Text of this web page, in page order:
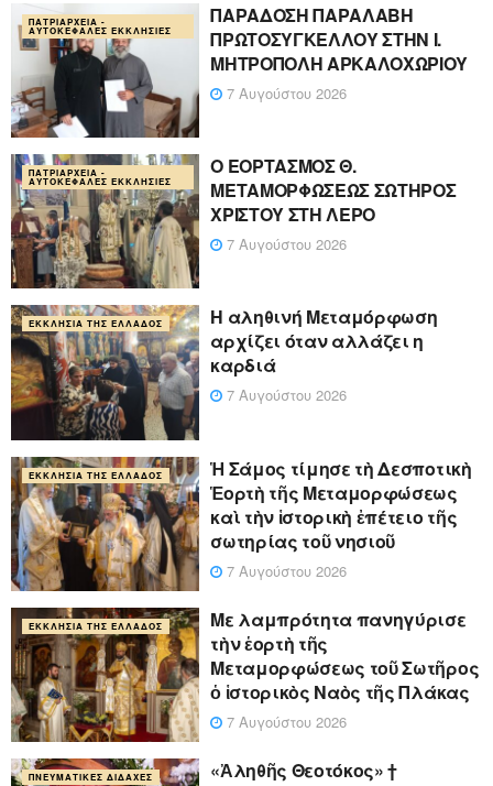
ΠΑΤΡΙΑΡΧΕΊΑ -
ΑΥΤΟΚΈΦΑΛΕΣ ΕΚΚΛΗΣΊΕΣ
ΠΑΡΑΔΟΣΗ ΠΑΡΑΛΑΒΗ
ΠΡΩΤΟΣΥΓΚΕΛΛΟΥ ΣΤΗΝ Ι.
ΜΗΤΡΟΠΟΛΗ ΑΡΚΑΛΟΧΩΡΙΟΥ
7 Αυγούστου 2026
ΠΑΤΡΙΑΡΧΕΊΑ -
ΑΥΤΟΚΈΦΑΛΕΣ ΕΚΚΛΗΣΊΕΣ
Ο ΕΟΡΤΑΣΜΟΣ Θ.
ΜΕΤΑΜΟΡΦΩΣΕΩΣ ΣΩΤΗΡΟΣ
ΧΡΙΣΤΟΥ ΣΤΗ ΛΕΡΟ
7 Αυγούστου 2026
ΕΚΚΛΗΣΊΑ ΤΗΣ ΕΛΛΆΔΟΣ
Η αληθινή Μεταμόρφωση
αρχίζει όταν αλλάζει η
καρδιά
7 Αυγούστου 2026
ΕΚΚΛΗΣΊΑ ΤΗΣ ΕΛΛΆΔΟΣ
Ἡ Σάμος τίμησε τὴ Δεσποτικὴ
Ἑορτὴ τῆς Μεταμορφώσεως
καὶ τὴν ἱστορικὴ ἐπέτειο τῆς
σωτηρίας τοῦ νησιοῦ
7 Αυγούστου 2026
ΕΚΚΛΗΣΊΑ ΤΗΣ ΕΛΛΆΔΟΣ
Με λαμπρότητα πανηγύρισε
τὴν ἑορτὴ τῆς
Μεταμορφώσεως τοῦ Σωτῆρος
ὁ ἱστορικὸς Ναὸς τῆς Πλάκας
7 Αυγούστου 2026
ΠΝΕΥΜΑΤΙΚΈΣ ΔΙΔΑΧΈΣ
«Ἀληθῆς Θεοτόκος» †